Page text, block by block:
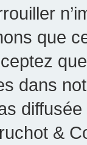
que
dans
&